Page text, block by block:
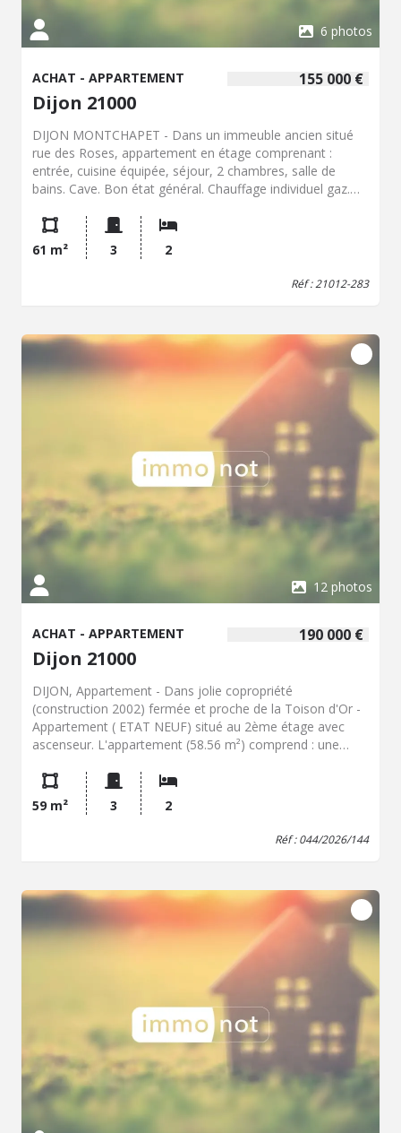
6 photos
155 000 €
ACHAT - APPARTEMENT
Dijon 21000
DIJON MONTCHAPET - Dans un immeuble ancien situé
rue des Roses, appartement en étage comprenant :
entrée, cuisine équipée, séjour, 2 chambres, salle de
bains. Cave. Bon état général. Chauffage individuel gaz.
Charges de copropriété : 635 € / an. Classe énergétique :
C - Classe climatique : C . Estimation des coûts annuels
d'énergie du logement : Entre 840 € et 1200 € (Prix moyen
des énergies 2021-2022-2023). Les informations sur les
61 m² 3 2
Réf : 21012-283
12 photos
190 000 €
ACHAT - APPARTEMENT
Dijon 21000
DIJON, Appartement - Dans jolie copropriété
(construction 2002) fermée et proche de la Toison d'Or -
Appartement ( ETAT NEUF) situé au 2ème étage avec
ascenseur. L'appartement (58.56 m²) comprend : une
(7.34 m²), un salon/séjour (20.42 m²) deux chambres dont
une avec placard (9.18 et 9.64 m²), une salle de bain et un
WC avec lave-mains. Balcon le long du séjour (8.90 m²).
Place de parking (12.50m²). Cave (2.5 m²). Chauffage
dépenses annuelles d'énergie pour un usage standard :
560 à 800 € (base 2023) - Prix : 190 000 €, Hon. Négo
charge Vdr. - Réf : 044/2026/144 - Les informations sur
les risques auxquels ce bien est exposé sont disponibles
sur le site Géorisques: www.georisques.gouv.fr
59 m² 3 2
Réf : 044/2026/144